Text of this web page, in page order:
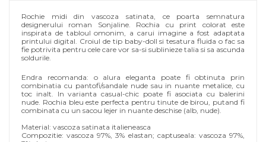
Rochie midi din vascoza satinata, ce poarta semnatura
designerului roman Sonjaline. Rochia cu print colorat este
inspirata de tabloul omonim, a carui imagine a fost adaptata
printului digital. Croiul de tip baby-doll si tesatura fluida o fac sa
fie potrivita pentru cele care vor sa-si sublinieze talia si sa ascunda
soldurile.
Endra recomanda: o alura eleganta poate fi obtinuta prin
combinatia cu pantofi/sandale nude sau in nuante metalice, cu
toc inalt. In varianta casual-chic poate fi asociata cu balerini
nude. Rochia bleu este perfecta pentru tinute de birou, putand fi
combinata cu un sacou lejer in nuante deschise (alb, nude).
Material: vascoza satinata italieneasca
Compozitie: vascoza 97%, 3% elastan; captuseala: vascoza 97%,